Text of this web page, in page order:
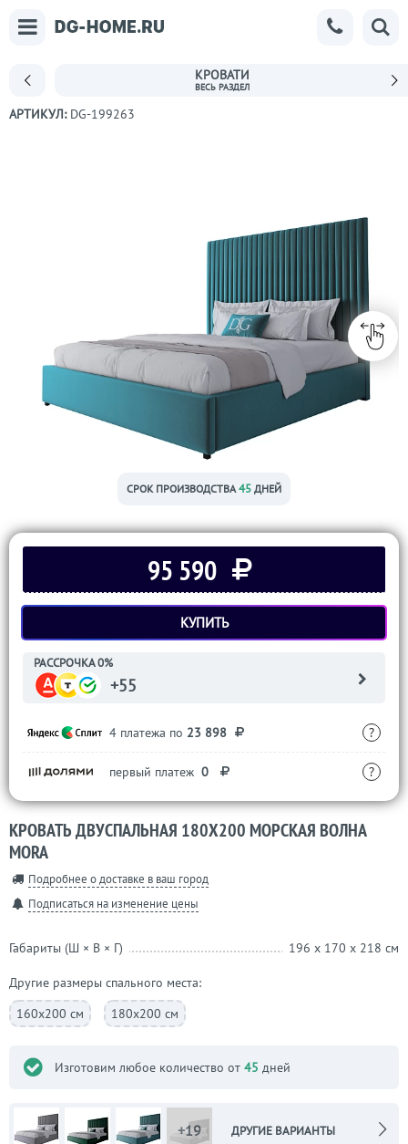
КРОВАТИ
АРТИКУЛ: DG-199263
СРОК ПРОИЗВОДСТВА45 ДНЕЙ
95 590
КУПИТЬ
РАССРОЧКА 0%
+55
4 платежа по 23 898 ?
первый платеж 0 ?
КРОВАТЬ ДВУСПАЛЬНАЯ 180Х200 МОРСКАЯ ВОЛНА
MORA
Подробнее о доставке в ваш город
Подписаться на изменение цены
Габариты (Ш × В × Г) 196 x 170 x 218 см
Другие размеры спального места:
160х200 см
180х200 см
Изготовим любое количество от 45 дней
+19 ДРУГИЕ ВАРИАНТЫ